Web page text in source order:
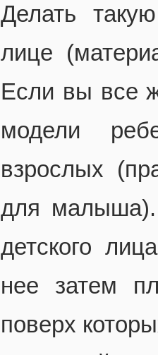
Делать
лице
Если вы все
модели
взрослых
для малыша).
детского
нее затем
поверх